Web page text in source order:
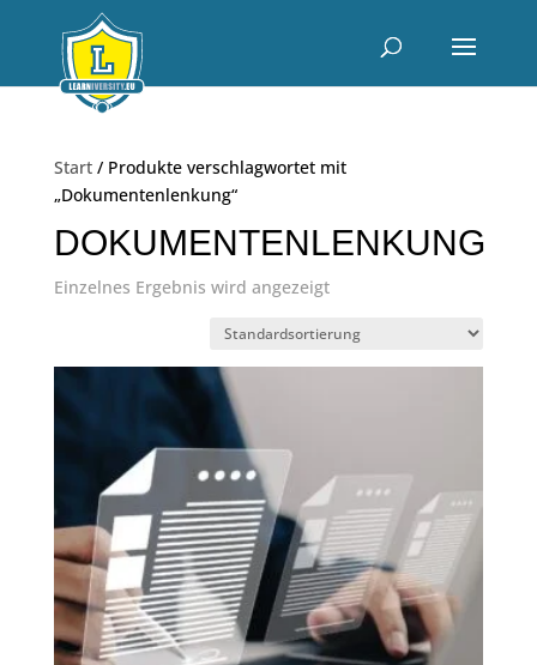
Start/ Produkte verschlagwortet mit
„Dokumentenlenkung“
DOKUMENTENLENKUNG
Einzelnes Ergebnis wird angezeigt